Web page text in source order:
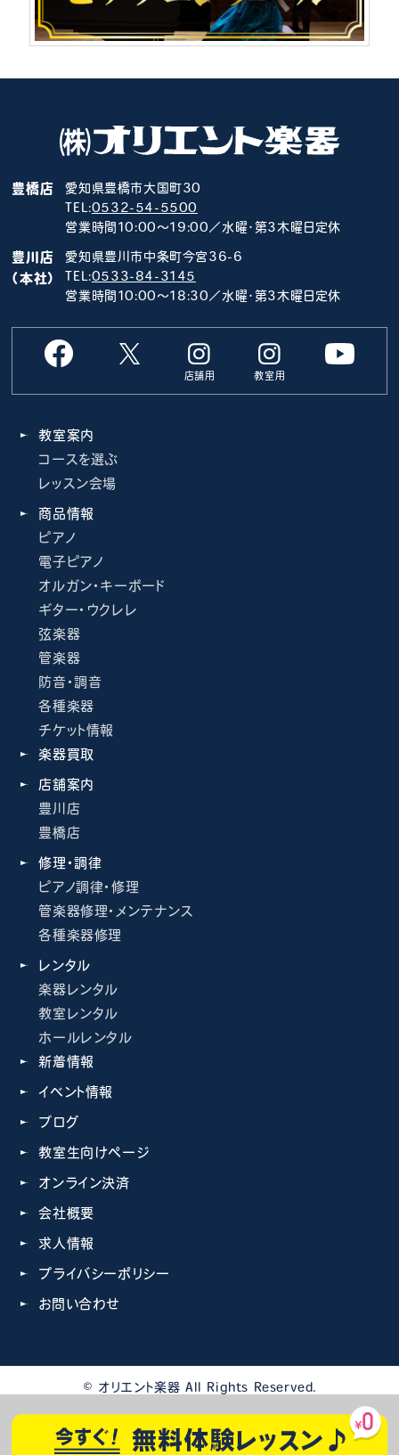
豊橋店
愛知県豊橋市大国町30
TEL:0532-54-5500
営業時間10:00～19:00／水曜･第3木曜日定休
豊川店
（本社）
愛知県豊川市中条町今宮36-6
TEL:0533-84-3145
営業時間10:00～18:30／水曜･第3木曜日定休
店舗用 教室用
教室案内
コースを選ぶ
レッスン会場
商品情報
ピアノ
電子ピアノ
オルガン・キーボード
ギター・ウクレレ
弦楽器
管楽器
防音・調音
各種楽器
チケット情報
楽器買取
店舗案内
豊川店
豊橋店
修理・調律
ピアノ調律・修理
管楽器修理・メンテナンス
各種楽器修理
レンタル
楽器レンタル
教室レンタル
ホールレンタル
新着情報
イベント情報
ブログ
教室生向けページ
オンライン決済
会社概要
求人情報
プライバシーポリシー
お問い合わせ
© オリエント楽器 All Rights Reserved.